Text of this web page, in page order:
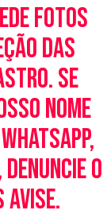
fotos
das
Se
nome
o